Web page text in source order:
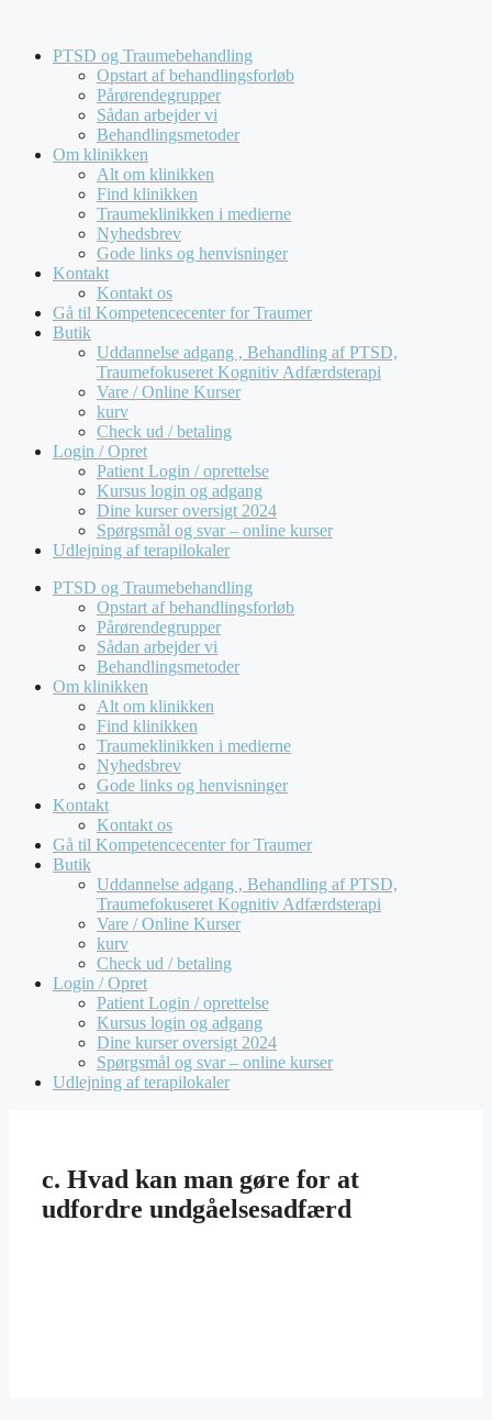
indholdPTSD og Traumebehandling
Opstart af behandlingsforløb
Pårørendegrupper
Sådan arbejder vi
Behandlingsmetoder
Om klinikken
Alt om klinikken
Find klinikken
Traumeklinikken i medierne
Nyhedsbrev
Gode links og henvisninger
Kontakt
Kontakt os
Gå til Kompetencecenter for Traumer
Butik
Uddannelse adgang , Behandling af PTSD,
Traumefokuseret Kognitiv Adfærdsterapi
Vare / Online Kurser
kurv
Check ud / betaling
Login / Opret
Patient Login / oprettelse
Kursus login og adgang
Dine kurser oversigt 2024
Spørgsmål og svar – online kurser
Udlejning af terapilokaler
PTSD og Traumebehandling
Opstart af behandlingsforløb
Pårørendegrupper
Sådan arbejder vi
Behandlingsmetoder
Om klinikken
Alt om klinikken
Find klinikken
Traumeklinikken i medierne
Nyhedsbrev
Gode links og henvisninger
Kontakt
Kontakt os
Gå til Kompetencecenter for Traumer
Butik
Uddannelse adgang , Behandling af PTSD,
Traumefokuseret Kognitiv Adfærdsterapi
Vare / Online Kurser
kurv
Check ud / betaling
Login / Opret
Patient Login / oprettelse
Kursus login og adgang
Dine kurser oversigt 2024
Spørgsmål og svar – online kurser
Udlejning af terapilokaler
c. Hvad kan man gøre for at
udfordre undgåelsesadfærd
behandlerikkehenvendelser fra private.